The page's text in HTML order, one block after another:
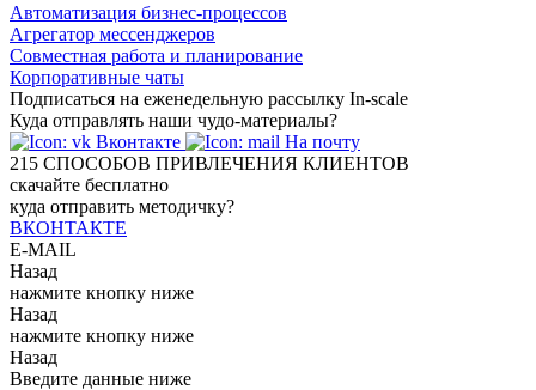
Автоматизация бизнес-процессов
Агрегатор мессенджеров
Совместная работа и планирование
Корпоративные чаты
Подписаться на еженедельную рассылку In-scale
Куда отправлять наши чудо-материалы?
Вконтакте
На почту
215 СПОСОБОВ ПРИВЛЕЧЕНИЯ КЛИЕНТОВ
скачайте бесплатно
куда отправить методичку?
ВКОНТАКТЕ
E-MAIL
Назад
нажмите кнопку ниже
Назад
нажмите кнопку ниже
Назад
Введите данные ниже